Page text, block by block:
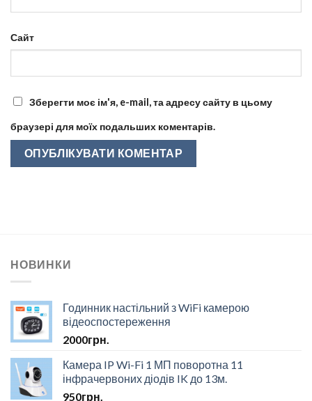
Сайт
Зберегти моє ім'я, e-mail, та адресу сайту в цьому
браузері для моїх подальших коментарів.
НОВИНКИ
Годинник настільний з WiFi камерою
відеоспостереження
2000грн.
Камера IP Wi-Fi 1 МП поворотна 11
інфрачервоних діодів IK до 13м.
950грн.